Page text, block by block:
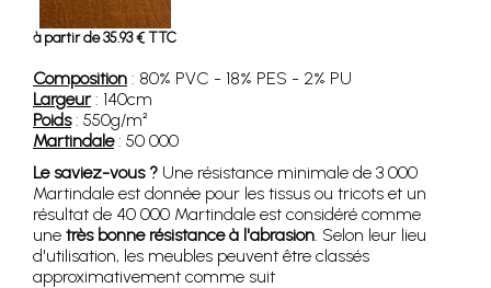
à partir de 35.93 € TTC
Composition : 80% PVC - 18% PES - 2% PU
Largeur: 140cm
Poids: 550g/m²
Martindale: 50 000
Le saviez-vous ? Une résistance minimale de 3 000
Martindale est donnée pour les tissus ou tricots et un
résultat de 40 000 Martindale est considéré comme
une très bonne résistance à l'abrasion. Selon leur lieu
d'utilisation, les meubles peuvent être classés
approximativement comme suit